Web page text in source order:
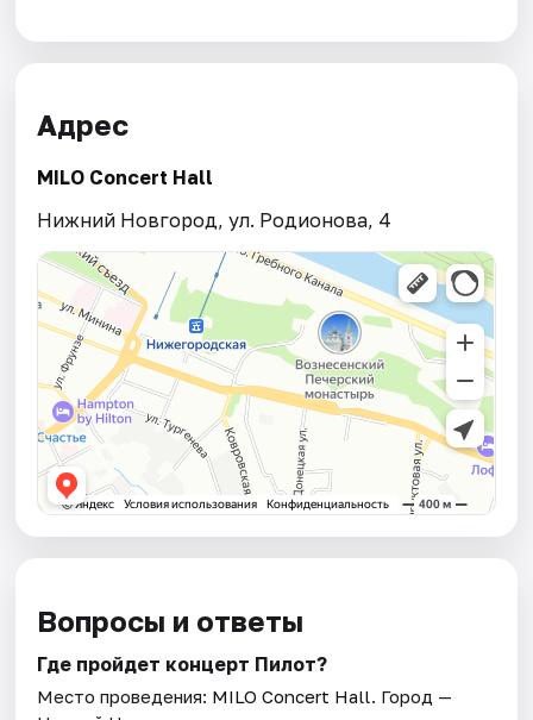
Адрес
MILO Concert Hall
Нижний Новгород, ул. Родионова, 4
Вопросы и ответы
Где пройдет концерт Пилот?
Место проведения: MILO Concert Hall. Город —